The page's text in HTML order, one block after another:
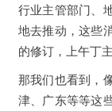
行业主管部门、
地去推动，这些
的修订，上午丁
那我们也看到，
津、广东等等这